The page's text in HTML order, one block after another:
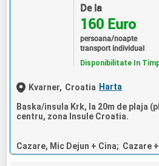
De la
160 Euro
persoana/noapte
transport individual
Disponibilitate In Timp
Kvarner, Croatia Harta
Baska/insula Krk, la 20m de plaja
centru, zona Insule Croatia.
Cazare, Mic Dejun + Cina; Cazare